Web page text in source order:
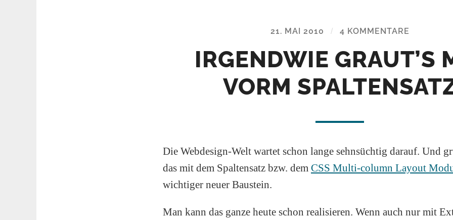
21. MAI 2010 / 4 KOMMENTARE
IRGENDWIE GRAUT’S
VORM
Die Webdesign-Welt wartet schon lange sehnsüchtig darauf. Und
das mit dem Spaltensatz bzw. dem CSS Multi-column Layout
wichtiger neuer Baustein.
Man kann das ganze heute schon realisieren. Wenn auch nur mit